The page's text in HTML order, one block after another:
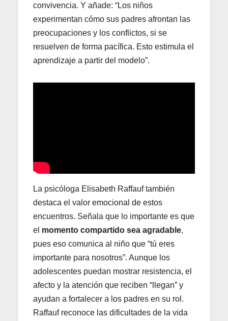
convivencia. Y añade: “Los niños
experimentan cómo sus padres afrontan las
preocupaciones y los conflictos, si se
resuelven de forma pacífica. Esto estimula el
aprendizaje a partir del modelo”.
La psicóloga Elisabeth Raffauf también
destaca el valor emocional de estos
encuentros. Señala que lo importante es que
el momento compartido sea agradable,
pues eso comunica al niño que “tú eres
importante para nosotros”. Aunque los
adolescentes puedan mostrar resistencia, el
afecto y la atención que reciben “llegan” y
ayudan a fortalecer a los padres en su rol.
Raffauf reconoce las dificultades de la vida